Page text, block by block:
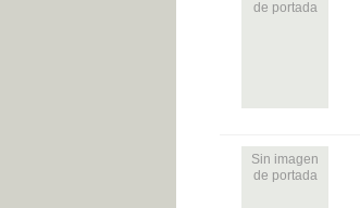
de portada
Sin imagen
de portada